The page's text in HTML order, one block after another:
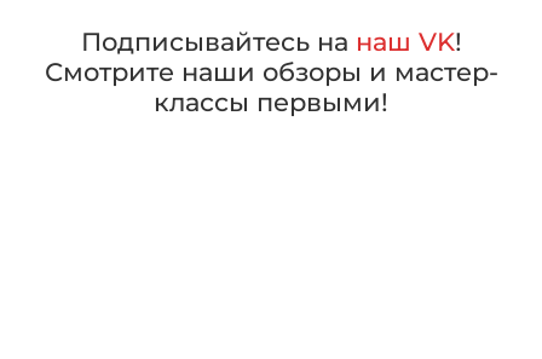
Подписывайтесь на наш VK!
Смотрите наши обзоры и мастер-
классы первыми!